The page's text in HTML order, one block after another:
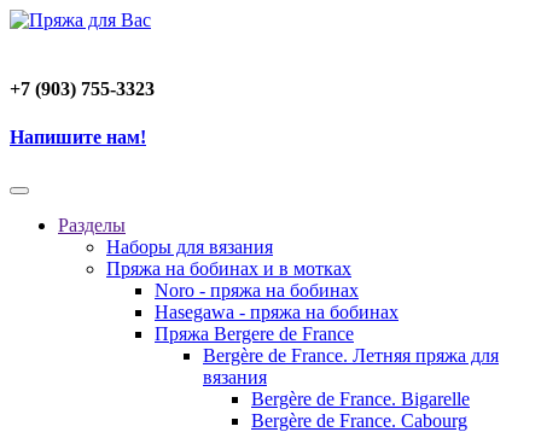
+7 (903) 755-3323
Напишите нам!
Разделы
Наборы для вязания
Пряжа на бобинах и в мотках
Noro - пряжа на бобинах
Hasegawa - пряжа на бобинах
Пряжа Bergere de France
Bergère de France. Летняя пряжа для
вязания
Bergère de France. Bigarelle
Bergère de France. Cabourg